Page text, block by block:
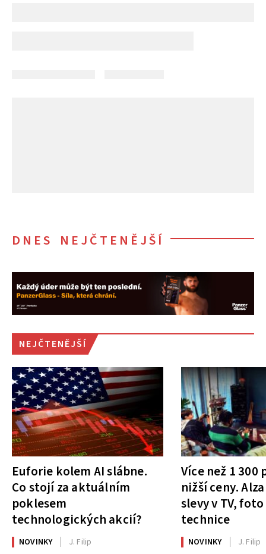
DNES NEJČTENĚJŠÍ
NEJČTENĚJŠÍ
Euforie kolem AI slábne.
Co stojí za aktuálním
poklesem
technologických akcií?
NOVINKY J. Filip
Více než 1
nižší ceny.
slevy v TV,
technice
NOVINKY J. Filip